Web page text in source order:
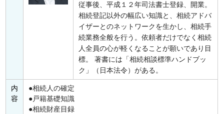
従事後、平成１２年司法書士登録、開業。
相続登記以外の幅広い知識と、相続アドバ
イザーとのネットワークを生かし、相続手
続業務全般を行う。依頼者だけでなく相続
人全員の心が軽くなることが願いであり目
標。 著書には「相続相談標準ハンドブッ
ク」（日本法令）がある。
内
容
相続人の確定
戸籍基礎知識
相続財産目録